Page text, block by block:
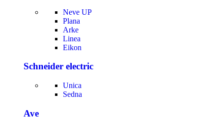
Neve UP
Plana
Arke
Linea
Eikon
Schneider electric
Unica
Sedna
Ave